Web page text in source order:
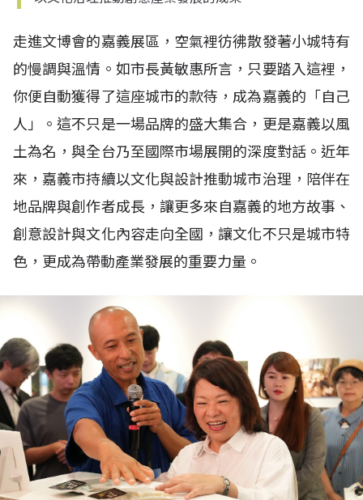
走進文博會的嘉義展區，空氣裡彷彿散發著小城特有
的慢調與溫情。如市長黃敏惠所言，只要踏入這裡，
你便自動獲得了這座城市的款待，成為嘉義的「自己
人」。這不只是一場品牌的盛大集合，更是嘉義以風
土為名，與全台乃至國際市場展開的深度對話。近年
來，嘉義市持續以文化與設計推動城市治理，陪伴在
地品牌與創作者成長，讓更多來自嘉義的地方故事、
創意設計與文化內容走向全國，讓文化不只是城市特
色，更成為帶動產業發展的重要力量。